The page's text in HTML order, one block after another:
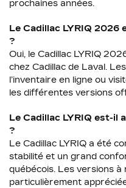
prochaines années.
Le Cadillac LYRIQ
?
Oui, le Cadillac LYRIQ
chez Cadillac de Laval.
l’inventaire en ligne ou
les différentes versions
Le Cadillac LYRIQ est-il
?
Le Cadillac LYRIQ a été
stabilité et un grand
québécois. Les versions
particulièrement